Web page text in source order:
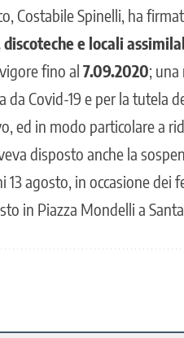
Costabile Spinelli, ha
e locali
fino al 7.09.2020;
Covid-19 e per la tutela
ed in modo particolare a
disposto anche la
agosto, in occasione dei
in Piazza Mondelli a